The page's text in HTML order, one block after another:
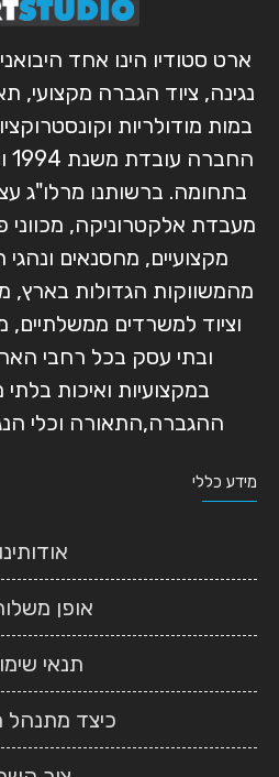
ארט סטודיו הינו אחד
נגינה, ציוד הגברה מקצועי,
במות מודולריות
מעבדת אלקטרוניקה, מכווני
מקצועיים, מחסנאים
מהמשווקות הגדולות בארץ,
וציוד למשרדים ממשלתיים,
ובתי עסק בכל רחבי
במקצועיות ואיכות
ההגברה,התאורה וכלי
מידע כללי
אודותינו
אופן
תנאי
כיצד